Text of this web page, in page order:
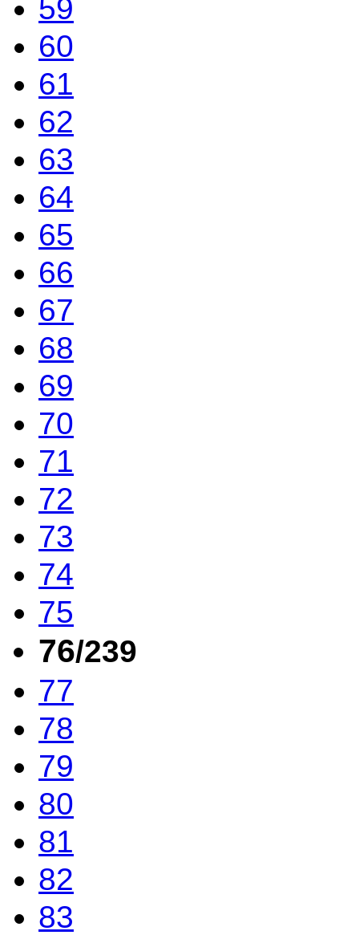
59
60
61
62
63
64
65
66
67
68
69
70
71
72
73
74
75
76/239
77
78
79
80
81
82
83